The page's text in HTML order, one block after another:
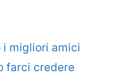
i migliori amici
farci credere